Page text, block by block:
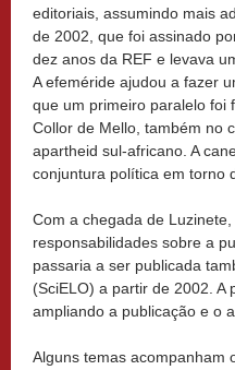
editoriais, assumindo mais
de 2002, que foi assinado
dez anos da REF e levava
A efeméride ajudou a fazer
que um primeiro paralelo foi
Collor de Mello, também no
apartheid sul-africano. A
conjuntura política em torno
Com a chegada de
responsabilidades sobre a
passaria a ser publicada
(SciELO) a partir de 2002.
ampliando a publicação e o
Alguns temas acompanham